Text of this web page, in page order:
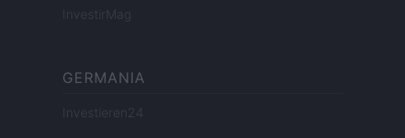
InvestirMag
GERMANIA
Investieren24